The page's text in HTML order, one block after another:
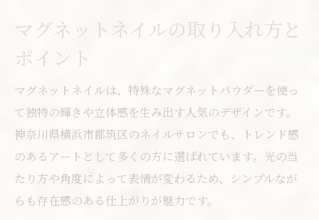
マグネットネイルの取り入れ方と
ポイント
マグネットネイルは、特殊なマグネットパウダーを使っ
て独特の輝きや立体感を生み出す人気のデザインです。
神奈川県横浜市都筑区のネイルサロンでも、トレンド感
のあるアートとして多くの方に選ばれています。光の当
たり方や角度によって表情が変わるため、シンプルなが
らも存在感のある仕上がりが魅力です。